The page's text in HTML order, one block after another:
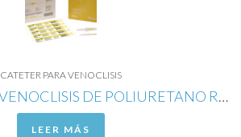
CATETER PARA VENOCLISIS
CATETER PARA VENOCLISIS DE POLIURETANO RADIOPACO CALIBRE 24G
LEER MÁS